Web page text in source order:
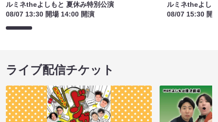
ルミネtheよしもと 夏休み特別公演
08/07 13:30 開場 14:00 開演
ルミネtheよし
08/07 15:30 開
ライブ配信チケット